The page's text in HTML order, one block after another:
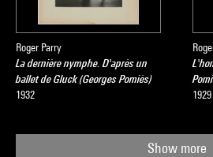
Roger Parry
La dernière nymphe. D'après un
ballet de Gluck (Georges Pomiès)
1932
1929
Show more